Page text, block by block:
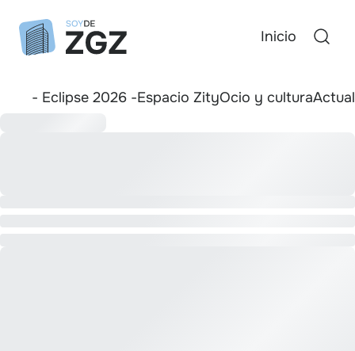
Inicio
- Eclipse 2026 -Espacio ZityOcio y cultura